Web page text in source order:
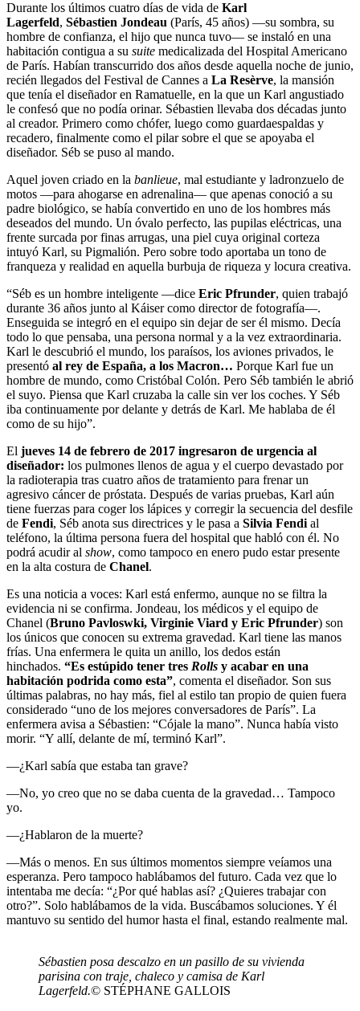
Durante los últimos cuatro días de vida de Karl
Lagerfeld, Sébastien Jondeau (París, 45 años) —su sombra, su
hombre de confianza, el hijo que nunca tuvo— se instaló en una
habitación contigua a su suite medicalizada del Hospital Americano
de París. Habían transcurrido dos años desde aquella noche de junio,
recién llegados del Festival de Cannes a La Resèrve, la mansión
que tenía el diseñador en Ramatuelle, en la que un Karl angustiado
le confesó que no podía orinar. Sébastien llevaba dos décadas junto
al creador. Primero como chófer, luego como guardaespaldas y
recadero, finalmente como el pilar sobre el que se apoyaba el
diseñador. Séb se puso al mando.
Aquel joven criado en la banlieue, mal estudiante y ladronzuelo de
motos —para ahogarse en adrenalina— que apenas conoció a su
padre biológico, se había convertido en uno de los hombres más
deseados del mundo. Un óvalo perfecto, las pupilas eléctricas, una
frente surcada por finas arrugas, una piel cuya original corteza
intuyó Karl, su Pigmalión. Pero sobre todo aportaba un tono de
franqueza y realidad en aquella burbuja de riqueza y locura creativa.
“Séb es un hombre inteligente —dice Eric Pfrunder, quien trabajó
durante 36 años junto al Káiser como director de fotografía—.
Enseguida se integró en el equipo sin dejar de ser él mismo. Decía
todo lo que pensaba, una persona normal y a la vez extraordinaria.
Karl le descubrió el mundo, los paraísos, los aviones privados, le
presentó al rey de España, a los Macron… Porque Karl fue un
hombre de mundo, como Cristóbal Colón. Pero Séb también le abrió
el suyo. Piensa que Karl cruzaba la calle sin ver los coches. Y Séb
iba continuamente por delante y detrás de Karl. Me hablaba de él
como de su hijo”.
El jueves 14 de febrero de 2017 ingresaron de urgencia al
diseñador: los pulmones llenos de agua y el cuerpo devastado por
la radioterapia tras cuatro años de tratamiento para frenar un
agresivo cáncer de próstata. Después de varias pruebas, Karl aún
tiene fuerzas para coger los lápices y corregir la secuencia del desfile
de Fendi, Séb anota sus directrices y le pasa a Silvia Fendial
teléfono, la última persona fuera del hospital que habló con él. No
podrá acudir al show, como tampoco en enero pudo estar presente
en la alta costura de Chanel.
Es una noticia a voces: Karl está enfermo, aunque no se filtra la
evidencia ni se confirma. Jondeau, los médicos y el equipo de
Chanel (Bruno Pavloswki, Virginie Viard y Eric Pfrunder) son
los únicos que conocen su extrema gravedad. Karl tiene las manos
frías. Una enfermera le quita un anillo, los dedos están
hinchados. “Es estúpido tener tres Rolls y acabar en una
habitación podrida como esta”, comenta el diseñador. Son sus
últimas palabras, no hay más, fiel al estilo tan propio de quien fuera
considerado “uno de los mejores conversadores de París”. La
enfermera avisa a Sébastien: “Cójale la mano”. Nunca había visto
morir. “Y allí, delante de mí, terminó Karl”.
—¿Karl sabía que estaba tan grave?
—No, yo creo que no se daba cuenta de la gravedad… Tampoco
yo.
—¿Hablaron de la muerte?
—Más o menos. En sus últimos momentos siempre veíamos una
esperanza. Pero tampoco hablábamos del futuro. Cada vez que lo
intentaba me decía: “¿Por qué hablas así? ¿Quieres trabajar con
otro?”. Solo hablábamos de la vida. Buscábamos soluciones. Y él
mantuvo su sentido del humor hasta el final, estando realmente mal.
Sébastien posa descalzo en un pasillo de su vivienda
parisina con traje, chaleco y camisa de Karl
Lagerfeld.© STÉPHANE GALLOIS